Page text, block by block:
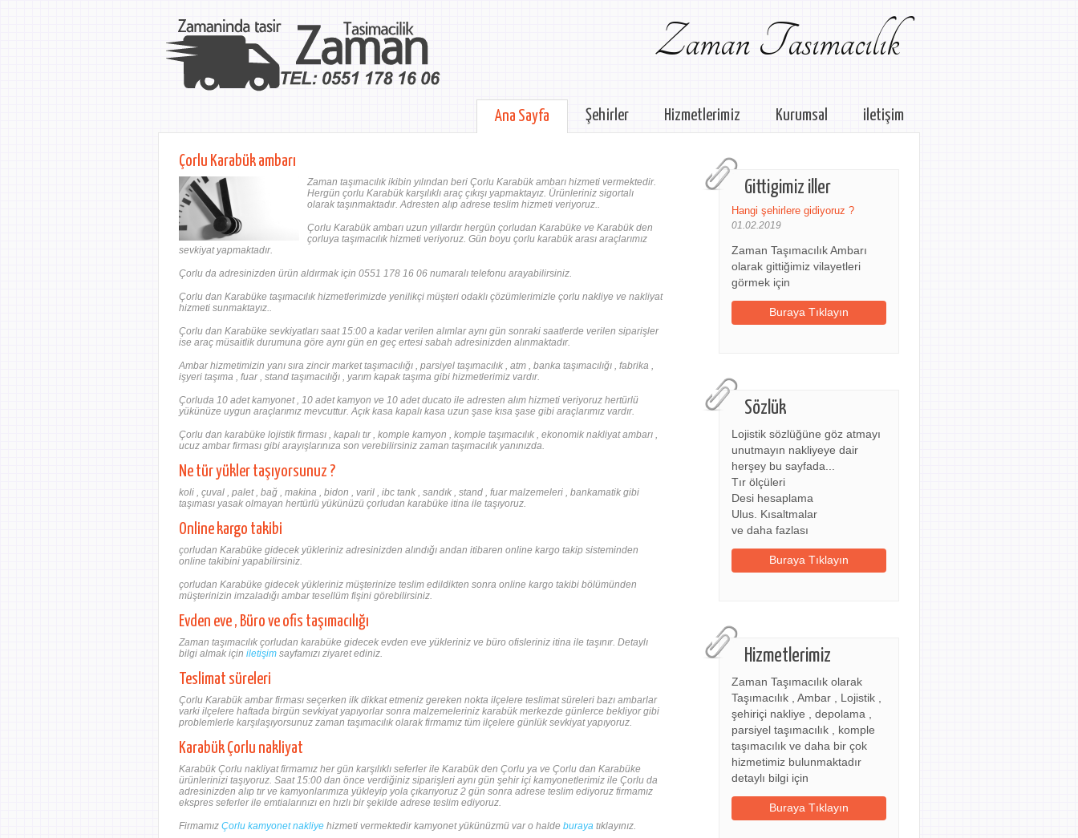
Zaman Tasımacılık
Ana Sayfa Şehirler Hizmetlerimiz Kurumsal iletişim
Gittigimiz iller
Hangi şehirlere gidiyoruz ?
01.02.2019
Zaman Taşımacılık Ambarı
olarak gittiğimiz vilayetleri
görmek için
Buraya Tıklayın
Sözlük
Lojistik sözlüğüne göz atmayı
unutmayın nakliyeye dair
herşey bu sayfada...
Tır ölçüleri
Desi hesaplama
Ulus. Kısaltmalar
ve daha fazlası
Buraya Tıklayın
Hizmetlerimiz
Zaman Taşımacılık olarak
Taşımacılık , Ambar , Lojistik ,
şehiriçi nakliye , depolama ,
parsiyel taşımacılık , komple
taşımacılık ve daha bir çok
hizmetimiz bulunmaktadır
detaylı bilgi için
Buraya Tıklayın
Çorlu Karabük ambarı
Zaman taşımacılık ikibin yılından beri Çorlu Karabük ambarı hizmeti vermektedir.
Hergün çorlu Karabük karşılıklı araç çıkışı yapmaktayız. Ürünleriniz sigortalı
olarak taşınmaktadır. Adresten alıp adrese teslim hizmeti veriyoruz..
Çorlu Karabük ambarı uzun yıllardır hergün çorludan Karabüke ve Karabük den
çorluya taşımacılık hizmeti veriyoruz. Gün boyu çorlu karabük arası araçlarımız
sevkiyat yapmaktadır.
Çorlu da adresinizden ürün aldırmak için 0551 178 16 06 numaralı telefonu arayabilirsiniz.
Çorlu dan Karabüke taşımacılık hizmetlerimizde yenilikçi müşteri odaklı çözümlerimizle çorlu nakliye ve nakliyat
hizmeti sunmaktayız..
Çorlu dan Karabüke sevkiyatları saat 15:00 a kadar verilen alımlar aynı gün sonraki saatlerde verilen siparişler
ise araç müsaitlik durumuna göre aynı gün en geç ertesi sabah adresinizden alınmaktadır.
Ambar hizmetimizin yanı sıra zincir market taşımacılığı , parsiyel taşımacılık , atm , banka taşımacılığı , fabrika ,
işyeri taşıma , fuar , stand taşımacılığı , yarım kapak taşıma gibi hizmetlerimiz vardır.
Çorluda 10 adet kamyonet , 10 adet kamyon ve 10 adet ducato ile adresten alım hizmeti veriyoruz hertürlü
yükünüze uygun araçlarımız mevcuttur. Açık kasa kapalı kasa uzun şase kısa şase gibi araçlarımız vardır.
Çorlu dan karabüke lojistik firması , kapalı tır , komple kamyon , komple taşımacılık , ekonomik nakliyat ambarı ,
ucuz ambar firması gibi arayışlarınıza son verebilirsiniz zaman taşımacılık yanınızda.
Ne tür yükler taşıyorsunuz ?
koli , çuval , palet , bağ , makina , bidon , varil , ibc tank , sandık , stand , fuar malzemeleri , bankamatik gibi
taşıması yasak olmayan hertürlü yükünüzü çorludan karabüke itina ile taşıyoruz.
Online kargo takibi
çorludan Karabüke gidecek yükleriniz adresinizden alındığı andan itibaren online kargo takip sisteminden
online takibini yapabilirsiniz.
çorludan Karabüke gidecek yükleriniz müşterinize teslim edildikten sonra online kargo takibi bölümünden
müşterinizin imzaladığı ambar tesellüm fişini görebilirsiniz.
Evden eve , Büro ve ofis taşımacılığı
Zaman taşımacılık çorludan karabüke gidecek evden eve yükleriniz ve büro ofisleriniz itina ile taşınır. Detaylı
bilgi almak için iletişim sayfamızı ziyaret ediniz.
Teslimat süreleri
Çorlu Karabük ambar firması seçerken ilk dikkat etmeniz gereken nokta ilçelere teslimat süreleri bazı ambarlar
varki ilçelere haftada birgün sevkiyat yapıyorlar sonra malzemeleriniz karabük merkezde günlerce bekliyor gibi
problemlerle karşılaşıyorsunuz zaman taşımacılık olarak firmamız tüm ilçelere günlük sevkiyat yapıyoruz.
Karabük Çorlu nakliyat
Karabük Çorlu nakliyat firmamız her gün karşılıklı seferler ile Karabük den Çorlu ya ve Çorlu dan Karabüke
ürünlerinizi taşıyoruz. Saat 15:00 dan önce verdiğiniz siparişleri aynı gün şehir içi kamyonetlerimiz ile Çorlu da
adresinizden alıp tır ve kamyonlarımıza yükleyip yola çıkarıyoruz 2 gün sonra adrese teslim ediyoruz firmamız
ekspres seferler ile emtialarınızı en hızlı bir şekilde adrese teslim ediyoruz.
Firmamız Çorlu kamyonet nakliye hizmeti vermektedir kamyonet yükünüzmü var o halde buraya tıklayınız.